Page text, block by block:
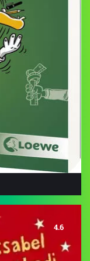
4.6